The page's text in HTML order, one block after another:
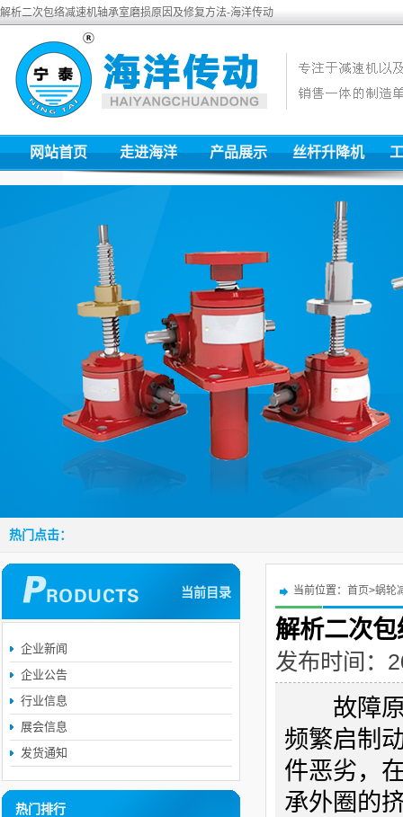
解析二次包络减速机轴承室磨损原因及修复方法-海洋传动
网站首页 走进海洋 产品展示 丝杆升降机
热门点击：
当前位置： 首页>蜗轮
解析二次
发布时间：
故障原
频繁启制
件恶劣，
承外圈的
当前目录
企业新闻
企业公告
行业信息
展会信息
发货通知
热门排行